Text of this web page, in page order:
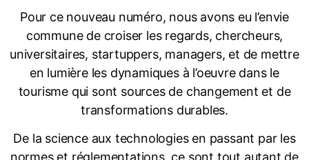
Pour ce nouveau numéro, nous avons eu l’envie
commune de croiser les regards, chercheurs,
universitaires, startuppers, managers, et de mettre
en lumière les dynamiques à l’oeuvre dans le
tourisme qui sont sources de changement et de
transformations durables.
De la science aux technologies en passant par les
normes et réglementations, ce sont tout autant de